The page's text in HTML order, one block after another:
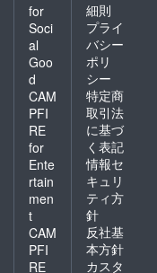
for
Soci
al
Goo
d
CAM
PFI
RE
for
Ente
rtain
men
t
CAM
PFI
RE
細則
プライ
バシー
ポリ
シー
特定商
取引法
に基づ
く表記
情報セ
キュリ
ティ方
針
反社基
本方針
カスタ